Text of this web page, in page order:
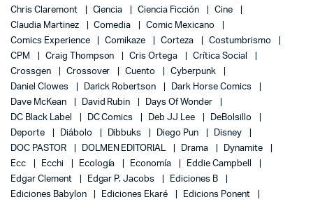
Chris Claremont
Ciencia Ciencia Ficción
Cine
Claudia Martinez
Comedia
Comic Mexicano
Comics Experience
Comikaze Corteza
Costumbrismo
CPM
Craig Thompson Cris Ortega
Crítica Social
Crossgen
Crossover Cuento
Cyberpunk
Daniel Clowes
Darick Robertson
Dark Horse Comics
Dave McKean
David Rubin
Days Of Wonder
DC Black Label
DC Comics Deb JJ Lee
DeBolsillo
Deporte
Diábolo Dibbuks Diego Pun
Disney
DOC PASTOR
DOLMEN EDITORIAL Drama
Dynamite
Ecc
Ecchi Ecología Economía
Eddie Campbell
Edgar Clement
Edgar P. Jacobs
Ediciones B
Ediciones Babylon
Ediciones Ekaré
Edicions Ponent